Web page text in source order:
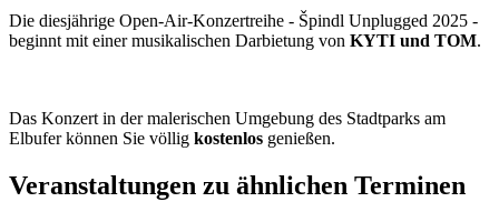
Die diesjährige Open-Air-Konzertreihe - Špindl Unplugged 2025 -
beginnt mit einer musikalischen Darbietung von KYTI und TOM.
Das Konzert in der malerischen Umgebung des Stadtparks am
Elbufer können Sie völlig kostenlos genießen.
Veranstaltungen zu ähnlichen Terminen